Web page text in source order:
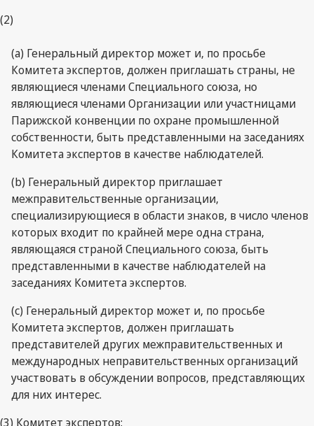
(2)
(a) Генеральный директор может и, по просьбе
Комитета экспертов, должен приглашать страны, не
являющиеся членами Специального союза, но
являющиеся членами Организации или участницами
Парижской конвенции по охране промышленной
собственности, быть представленными на заседаниях
Комитета экспертов в качестве наблюдателей.
(b) Генеральный директор приглашает
межправительственные организации,
специализирующиеся в области знаков, в число членов
которых входит по крайней мере одна страна,
являющаяся страной Специального союза, быть
представленными в качестве наблюдателей на
заседаниях Комитета экспертов.
(c) Генеральный директор может и, по просьбе
Комитета экспертов, должен приглашать
представителей других межправительственных и
международных неправительственных организаций
участвовать в обсуждении вопросов, представляющих
для них интерес.
(3) Комитет экспертов: